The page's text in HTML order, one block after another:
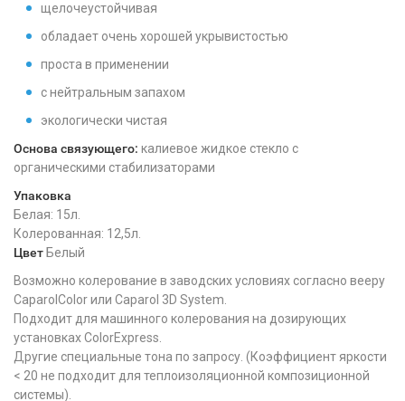
щелочеустойчивая
обладает очень хорошей укрывистостью
проста в применении
с нейтральным запахом
экологически чистая
Основа связующего: калиевое жидкое стекло с
органическими стабилизаторами
Упаковка
Белая: 15л.
Колерованная: 12,5л.
Цвет Белый
Возможно колерование в заводских условиях согласно вееру
CaparolColor или Caparol 3D System.
Подходит для машинного колерования на дозирующих
установках ColorExpress.
Другие специальные тона по запросу. (Коэффициент яркости
< 20 не подходит для теплоизоляционной композиционной
системы).